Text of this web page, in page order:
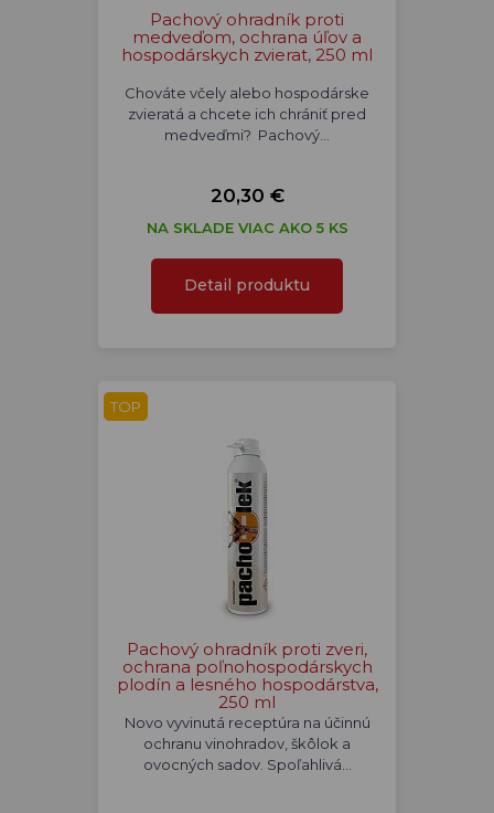
Pachový ohradník proti
medveďom, ochrana úľov a
hospodárskych zvierat, 250 ml
Chováte včely alebo hospodárske
zvieratá a chcete ich chrániť pred
medveďmi? Pachový…
20,30 €
NA SKLADE VIAC AKO 5 KS
Detail produktu
TOP
Pachový ohradník proti zveri,
ochrana poľnohospodárskych
plodín a lesného hospodárstva,
250 ml
Novo vyvinutá receptúra na účinnú
ochranu vinohradov, škôlok a
ovocných sadov. Spoľahlivá…